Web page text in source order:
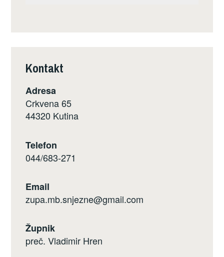
Kontakt
Adresa
Crkvena 65
44320 Kutina
Telefon
044/683-271
Email
zupa.mb.snjezne@gmail.com
Župnik
preč. Vladimir Hren